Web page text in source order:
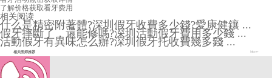
了解价格获取看牙费用
相关阅读
什么是精密附著體?深圳假牙收費多少錢?愛康健鑲 ...
假牙摔斷了，還能修嗎?深圳活動假牙費用多少錢 ...
活動假牙有異味怎么辦?深圳假牙托收費幾多錢 ...
相关医师推荐 More+